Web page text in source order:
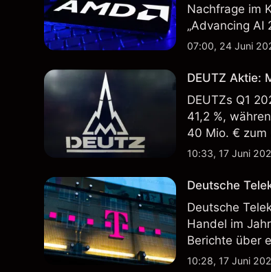
Nachfrage im
„Advancing
07:00, 24 Juni
DEUTZ Aktie:
DEUTZs Q1
41,2 %,
40 Mio. € zum
10:33, 17 Juni
Deutsche
Deutsche
Handel im
Berichte über
10:28, 17 Juni